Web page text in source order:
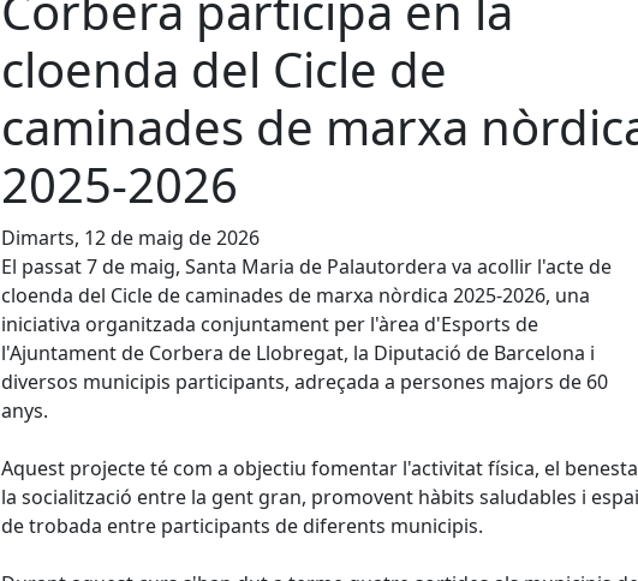
cloenda del Cicle de
caminades de marxa
2025-2026
Dimarts, 12 de maig de 2026
El passat 7 de maig, Santa Maria de Palautordera va acollir l'acte de
cloenda del Cicle de caminades de marxa nòrdica 2025-2026, una
iniciativa organitzada conjuntament per l'àrea d'Esports de
l'Ajuntament de Corbera de Llobregat, la Diputació de Barcelona i
diversos municipis participants, adreçada a persones majors de 60
anys.
Aquest projecte té com a objectiu fomentar l'activitat física, el
la socialització entre la gent gran, promovent hàbits saludables i
de trobada entre participants de diferents municipis.